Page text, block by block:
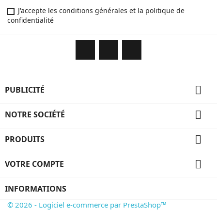
J'accepte les conditions générales et la politique de
confidentialité
PUBLICITÉ 
NOTRE SOCIÉTÉ 
PRODUITS 
VOTRE COMPTE 
INFORMATIONS
© 2026 - Logiciel e-commerce par PrestaShop™